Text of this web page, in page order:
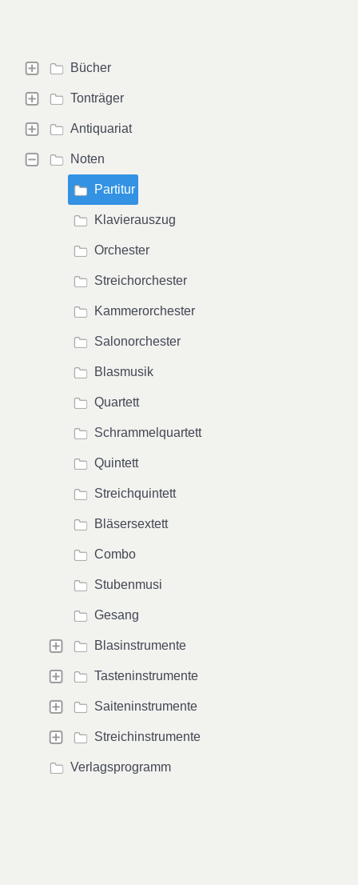
Bücher
Tonträger
Antiquariat
Noten
Partitur
Klavierauszug
Orchester
Streichorchester
Kammerorchester
Salonorchester
Blasmusik
Quartett
Schrammelquartett
Quintett
Streichquintett
Bläsersextett
Combo
Stubenmusi
Gesang
Blasinstrumente
Tasteninstrumente
Saiteninstrumente
Streichinstrumente
Verlagsprogramm